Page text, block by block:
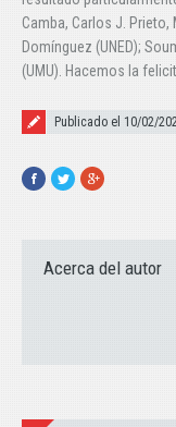
Camba, Carlos J.
Domínguez (UNED);
(UMU). Hacemos la
Publicado el
Publicado el 10/02/
Facebook
TwitterGoogle+
Acerca del autor